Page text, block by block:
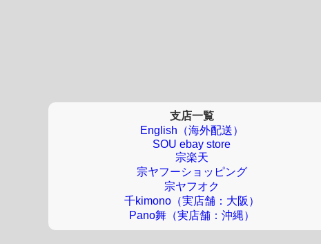
支店一覧
English（海外配送）
SOU ebay store
宗楽天
宗ヤフーショッピング
宗ヤフオク
千kimono（実店舗：大阪）
Pano舞（実店舗：沖縄）